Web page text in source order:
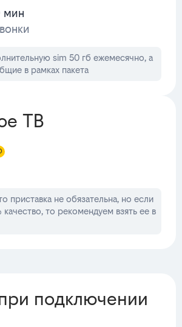
мин
sim 50 гб ежемесячно, а
в рамках пакета
ТВ
приставка не обязательна, но если
качество, то рекомендуем взять ее в
подключении